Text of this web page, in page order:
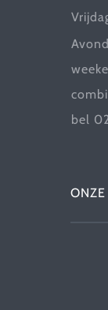
bel